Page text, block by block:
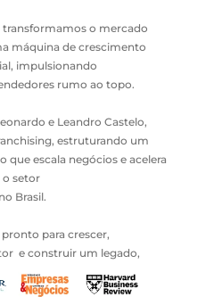
transformamos o mercado
máquina de crescimento
impulsionando
rumo ao topo.
e Leandro Castelo,
estruturando um
que escala negócios e acelera
o setor
no Brasil.
pronto para crescer,
e construir um legado,
é o seu lugar!